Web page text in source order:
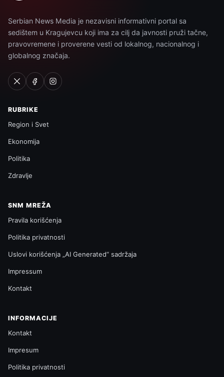
Serbian News Media je nezavisni informativni portal sa
sedištem u Kragujevcu koji ima za cilj da javnosti pruži tačne,
pravovremene i proverene vesti od lokalnog, nacionalnog i
globalnog značaja.
RUBRIKE
Region i Svet
Ekonomija
Politika
Zdravlje
SNM MREŽA
Pravila korišćenja
Politika privatnosti
Uslovi korišćenja „AI Generated“ sadržaja
Impressum
Kontakt
INFORMACIJE
Kontakt
Impresum
Politika privatnosti